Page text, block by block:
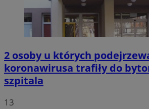
2 osoby u których
koronawirusa trafiły do
szpitala
13